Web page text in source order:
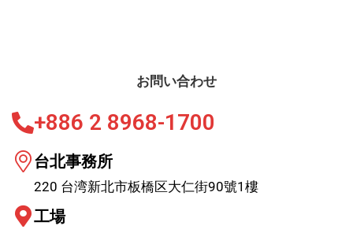
お問い合わせ
+886 2 8968-1700
台北事務所
220 台湾新北市板橋区大仁街90號1樓
工場